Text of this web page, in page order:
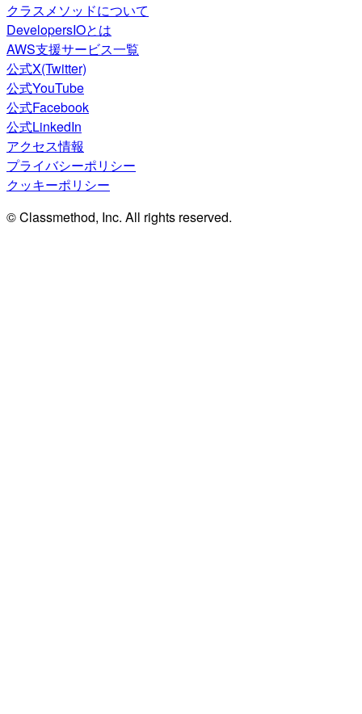
クラスメソッドについて
DevelopersIOとは
AWS支援サービス一覧
公式X(Twitter)
公式YouTube
公式Facebook
公式LinkedIn
アクセス情報
プライバシーポリシー
クッキーポリシー
© Classmethod, Inc. All rights reserved.